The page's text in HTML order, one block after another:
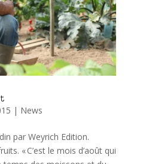
| News
par Weyrich Edition.
« C’est le mois d’août qui